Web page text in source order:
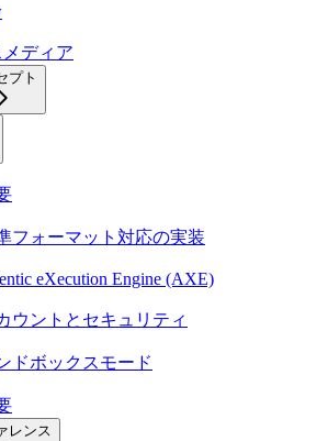
ディア
プト
フォーマット対応の実装
eXecution Engine (AXE)
ウントとセキュリティ
ドボックスモード
レンス